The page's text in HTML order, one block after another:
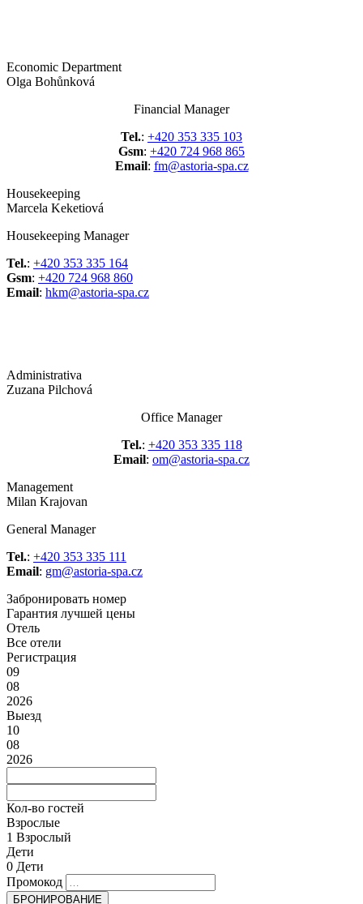
Economic Department
Olga Bohůnková
Financial Manager
Tel.: +420 353 335 103
Gsm: +420 724 968 865
Email: fm@astoria-spa.cz
Housekeeping
Marcela Keketiová
Housekeeping Manager
Tel.: +420 353 335 164
Gsm: +420 724 968 860
Email: hkm@astoria-spa.cz
Administrativa
Zuzana Pilchová
Office Manager
Tel.: +420 353 335 118
Email: om@astoria-spa.cz
Management
Milan Krajovan
General Manager
Tel.: +420 353 335 111
Email: gm@astoria-spa.cz
Забронировать номер
Гарантия лучшей цены
Отель
Все отели
Регистрация
09
08
2026
Выезд
10
08
2026
Кол-во гостей
Взрослые
1 Взрослый
Дети
0 Дети
Промокод